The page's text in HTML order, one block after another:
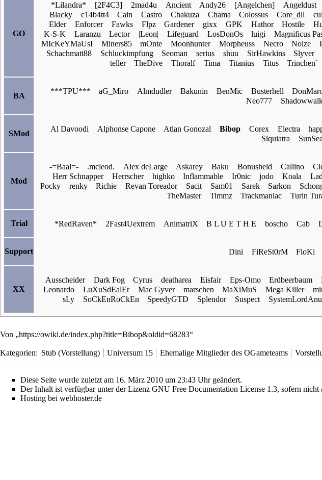
GO
*Lilandra* [2F4C3] 2mad4u Ancient Andy26 [Angelchen] Angeldust
Blacky
c14b4tt4 Cain Castro Chakuza Chama Colossus Core_dll
Elder
Enforcer Fawks Flpz Gardener gixx GPK Hathor Hostile
K-S-K
Laranzu Lector |Leon| Lifeguard LosDonOs luigi Magnificus
MIcKeYMaUsI
Miners85 mOnte Moonhunter Morpheuss Necro Noize
Schachmatt88
Schluckimpfung Seoman serius shuu SirHawkins Slyver
teller
TheDive Thoralf Tima Titanius Titus Trinchen`
BA
***TPU*** aG_Miro Almdudler Bakunin BenMic Busterhell
Neo777
SMod
Al Davoodi Alphonse Capone Atlan Gonozal Bibop Corex Electra
Siquiatra
Mod
-=Baal=- .mcleod. Alex deLarge Askarey Baku Bonusheld Callino
Herr Schnapper
Herrscher highko Inflammable Ir0nic jodo Koala
Pocky
renky Richie Revan Toreador Sacit Sam01 Sarek Sarkon
TheMaster
Timmz Trackmaniac Turin
Trial *RedRaven* 2Fast4Uextrem AnimatriX B L U E T H E boscho Cab
Support Dini FiReSt0rM FloKi
XX
Ausscheider Dark Fog Cyrus deatharea Eisfair Eps-Omo Erdbeerbaum
Leonardo
LuXuSdEalEr Mac Gyver marschen MaXiMuS Mega Killer
sLy
SoCkEnRoCkEn SpeedyGTD Splendor Suspect
Von „https://owiki.de/index.php?title=Bibop&oldid=68283“
Kategorien: Stub (Vorstellung) Universum 15 Ehemalige Mitglieder des OGameteams
Diese Seite wurde zuletzt am 16. März 2010 um 23:43 Uhr geändert.
Der Inhalt ist verfügbar unter der Lizenz GNU Free Documentation License 1.3, sofern nicht
Hosting bei webhoster.de